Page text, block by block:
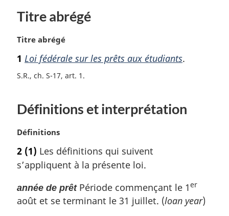
Titre abrégé
N
t
e
r
i
a
l
:
Titre abrégé
1 Loi fédérale sur les prêts aux étudiants.
S.R., ch. S-17, art. 1
Définitions et interprétation
N
t
e
a
r
Définitions
2 (1) Les définitions qui suivent
s’appliquent à la présente loi.
année de prêtPériode commençant le 1er
août et se terminant le 31 juillet. (loan year)